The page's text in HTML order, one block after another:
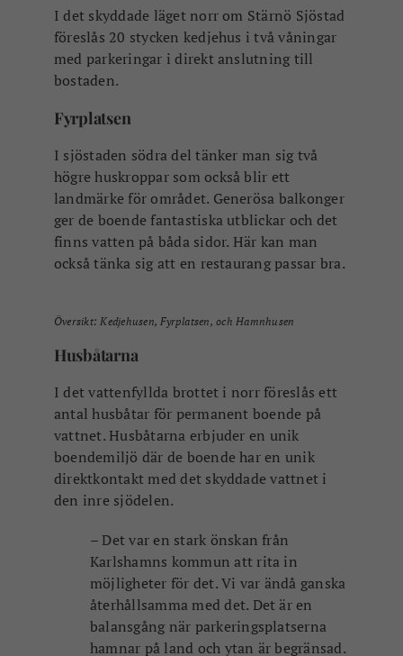
I sjöstaden södra del tänker man sig två
högre huskroppar som också blir ett
landmärke för området. Generösa balkonger
ger de boende fantastiska utblickar och det
också tänka sig att en restaurang passar bra.
Översikt: Kedjehusen, Fyrplatsen, och Hamnhusen
Husbåtarna
I det vattenfyllda brottet i norr föreslås ett
antal husbåtar för permanent boende på
boendemiljö där de boende har en unik
direktkontakt med det skyddade vattnet i
den inre sjödelen.
– Det var en stark önskan från
Karlshamns kommun att rita in
möjligheter för det. Vi var ändå ganska
återhållsamma med det. Det är en
balansgång när parkeringsplatserna
hamnar på land och ytan är begränsad.
det har också sina baksidor. Man bor
på väldigt liten yta och har grannarna
nära inpå. Det finns absolut de som
ändå tilltalas av det.